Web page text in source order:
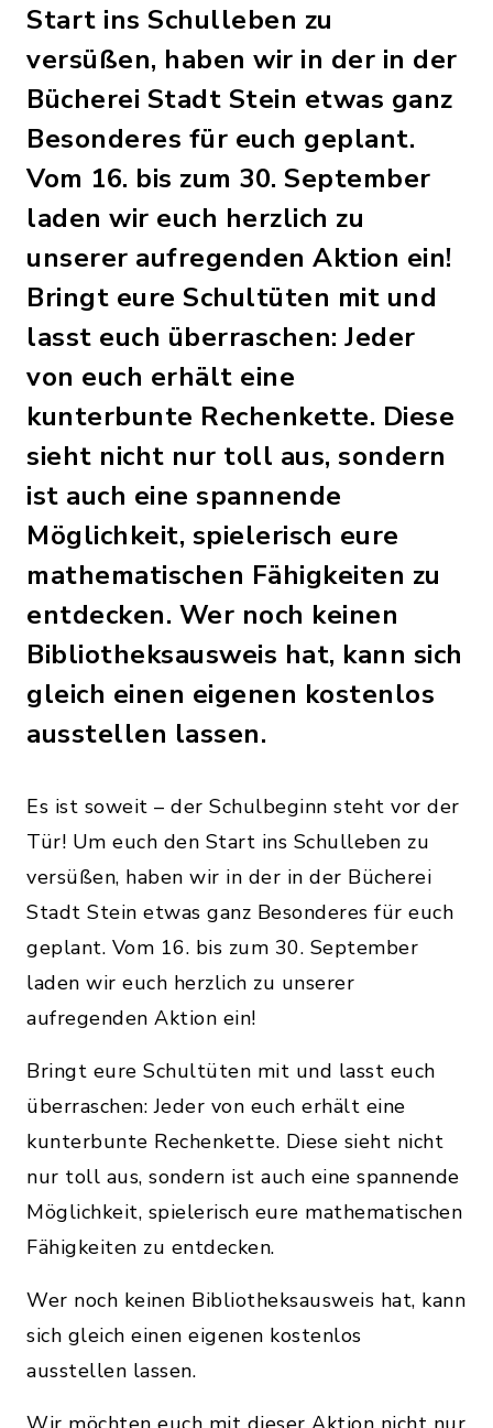
Start ins Schulleben zu
versüßen, haben wir in der in der
Bücherei Stadt Stein etwas ganz
Besonderes für euch geplant.
Vom 16. bis zum 30. September
laden wir euch herzlich zu
unserer aufregenden Aktion ein!
Bringt eure Schultüten mit und
lasst euch überraschen: Jeder
von euch erhält eine
kunterbunte Rechenkette. Diese
sieht nicht nur toll aus, sondern
ist auch eine spannende
Möglichkeit, spielerisch eure
mathematischen Fähigkeiten zu
entdecken. Wer noch keinen
Bibliotheksausweis hat, kann sich
gleich einen eigenen kostenlos
ausstellen lassen.
Es ist soweit – der Schulbeginn steht vor der
Tür! Um euch den Start ins Schulleben zu
versüßen, haben wir in der in der Bücherei
Stadt Stein etwas ganz Besonderes für euch
geplant. Vom 16. bis zum 30. September
laden wir euch herzlich zu unserer
aufregenden Aktion ein!
Bringt eure Schultüten mit und lasst euch
überraschen: Jeder von euch erhält eine
kunterbunte Rechenkette. Diese sieht nicht
nur toll aus, sondern ist auch eine spannende
Möglichkeit, spielerisch eure mathematischen
Fähigkeiten zu entdecken.
Wer noch keinen Bibliotheksausweis hat, kann
sich gleich einen eigenen kostenlos
ausstellen lassen.